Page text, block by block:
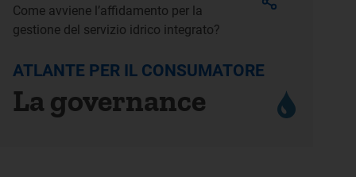
Come avviene l’affidamento per la
gestione del servizio idrico integrato?
ATLANTE PER IL CONSUMATORE
La governance